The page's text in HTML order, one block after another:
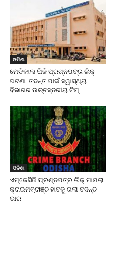
ଓଡିଶା
ମେଡିକାଲ ପିଜି ପ୍ରଶ୍ନପତ୍ର ଲିକ୍
ଘଟଣା: ତଦନ୍ତ ପାଇଁ ସ୍ୱାସ୍ଥ୍ୟ
ବିଭାଗର ଉଚ୍ଚସ୍ତରୀୟ ଟିମ୍...
ଓଡିଶା
ଏମ୍‌କେସିଜି ପ୍ରଶ୍ନପତ୍ର ଲିକ୍ ମାମଲା:
କ୍ରାଇମବ୍ରାଞ୍ଚ ହାତକୁ ଗଲା ତଦନ୍ତ
ଭାର